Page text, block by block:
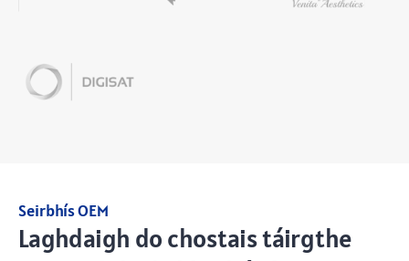
Seirbhís OEM
Laghdaigh do chostais táirgthe